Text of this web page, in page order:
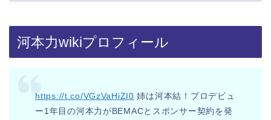
河本力wikiプロフィール
https://t.co/VGzVaHiZI0 姉は河本結！プロデビュ
ー1年目の河本力がBEMACとスポンサー契約を発